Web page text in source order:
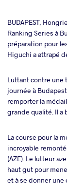
BUDAPEST,
Ranking Series à
préparation pour
Higuchi a attrapé
Luttant contre une
journée à
remporter la
grande qualité. Il a
La course pour la
incroyable
(AZE). Le lutteur
haut gut pour
et à se donner une